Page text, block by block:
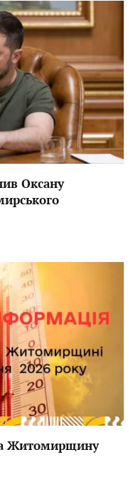
Оксану
Житомирщину